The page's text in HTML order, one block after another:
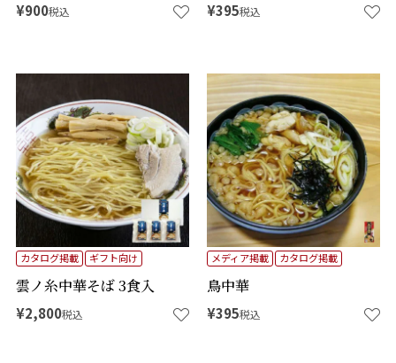
¥900税込 ¥395税込
雲ノ糸中華そば 3食入
カタログ掲載 ギフト向け
¥2,800税込
鳥中華
メディア掲載 カタログ掲載
¥395税込